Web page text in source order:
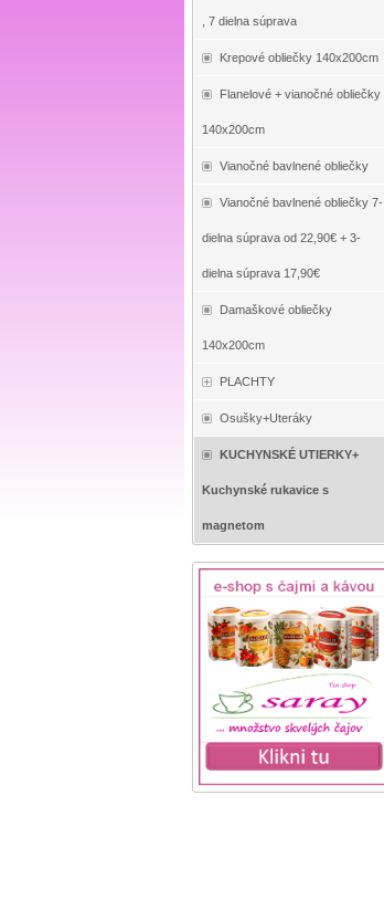
, 7 dielna súprava
Krepové obliečky 140x200cm
Flanelové + vianočné obliečky
140x200cm
Vianočné bavlnené obliečky
Vianočné bavlnené obliečky 7-
dielna súprava od 22,90€ + 3-
dielna súprava 17,90€
Damaškové obliečky
140x200cm
PLACHTY
Osušky+Uteráky
KUCHYNSKÉ UTIERKY+
Kuchynské rukavice s
magnetom